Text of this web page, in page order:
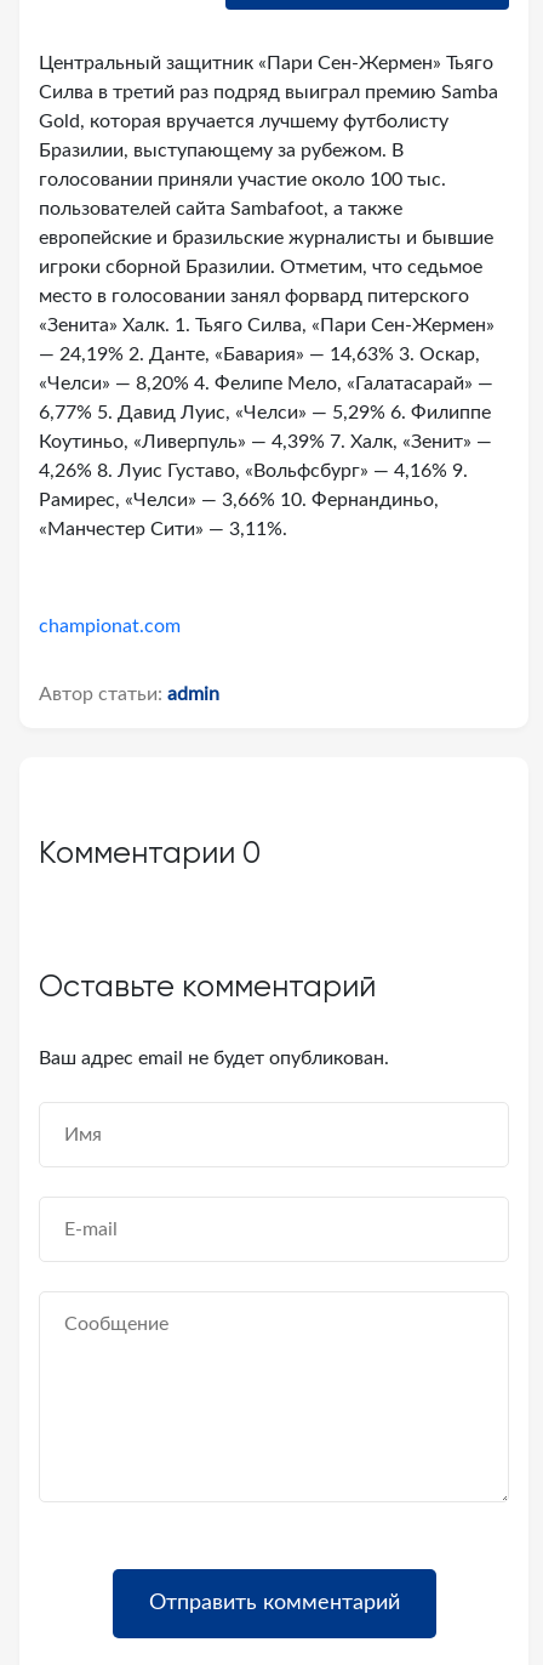
Центральный защитник «Пари Сен-Жермен» Тьяго
Силва в третий раз подряд выиграл премию Samba
Gold, которая вручается лучшему футболисту
Бразилии, выступающему за рубежом. В
голосовании приняли участие около 100 тыс.
пользователей сайта Sambafoot, а также
европейские и бразильские журналисты и бывшие
игроки сборной Бразилии. Отметим, что седьмое
место в голосовании занял форвард питерского
«Зенита» Халк. 1. Тьяго Силва, «Пари Сен-Жермен»
— 24,19% 2. Данте, «Бавария» — 14,63% 3. Оскар,
«Челси» — 8,20% 4. Фелипе Мело, «Галатасарай» —
6,77% 5. Давид Луис, «Челси» — 5,29% 6. Филиппе
Коутиньо, «Ливерпуль» — 4,39% 7. Халк, «Зенит» —
4,26% 8. Луис Густаво, «Вольфсбург» — 4,16% 9.
Рамирес, «Челси» — 3,66% 10. Фернандиньо,
«Манчестер Сити» — 3,11%.
championat.com
Автор статьи: admin
Комментарии 0
Оставьте комментарий
Ваш адрес email не будет опубликован.